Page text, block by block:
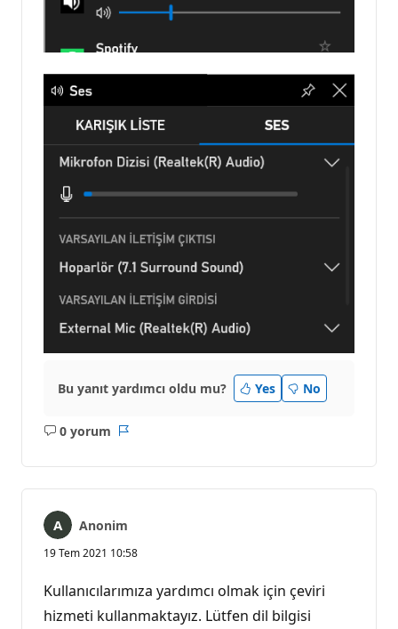
Bu yanıt yardımcı oldu mu? Yes No
0 yorum
Açıklama
Anonim
19 Tem 2021 10:58
Kullanıcılarımıza yardımcı olmak için çeviri
hizmeti kullanmaktayız. Lütfen dil bilgisi